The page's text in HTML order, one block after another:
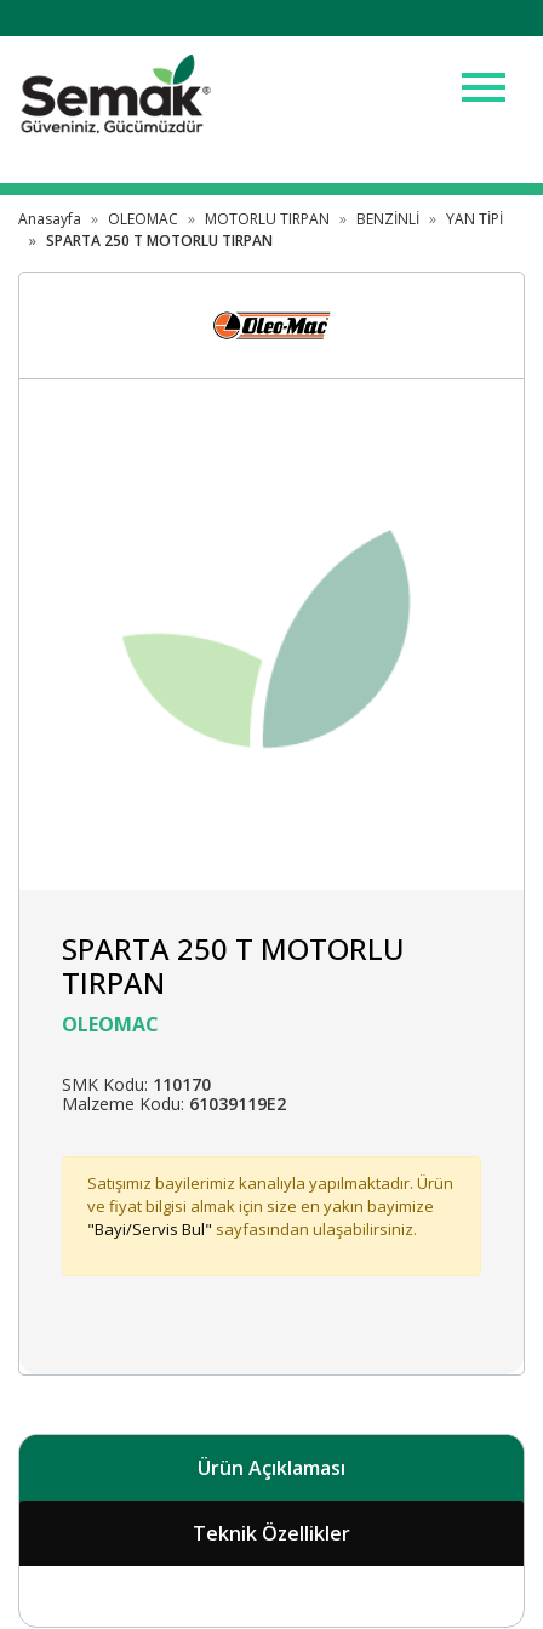
menu
Anasayfa OLEOMAC MOTORLU TIRPAN BENZİNLİ
YAN TİPİ
SPARTA 250 T MOTORLU TIRPAN
SPARTA 250 T MOTORLU
TIRPAN
OLEOMAC
SMK Kodu: 110170
Malzeme Kodu: 61039119E2
Satışımız bayilerimiz kanalıyla yapılmaktadır. Ürün
ve fiyat bilgisi almak için size en yakın bayimize
"Bayi/Servis Bul" sayfasından ulaşabilirsiniz.
Ürün Açıklaması
Teknik Özellikler